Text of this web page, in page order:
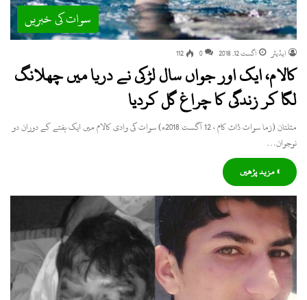
سوات کی خبریں
ایڈیٹر اگست 12, 2018 0
112
کالام، ایک اور جواں سال لڑکی نے دریا میں چھلانگ
لگا کر زندگی کا چراغ گل کردیا
مٹلتان (زما سوات ڈاٹ کام ، 12 آگست 2018ء) سوات کی وادی کالام میں ایک ہفتے کے دوران دو
نوجوان…
» مزید پڑھیں